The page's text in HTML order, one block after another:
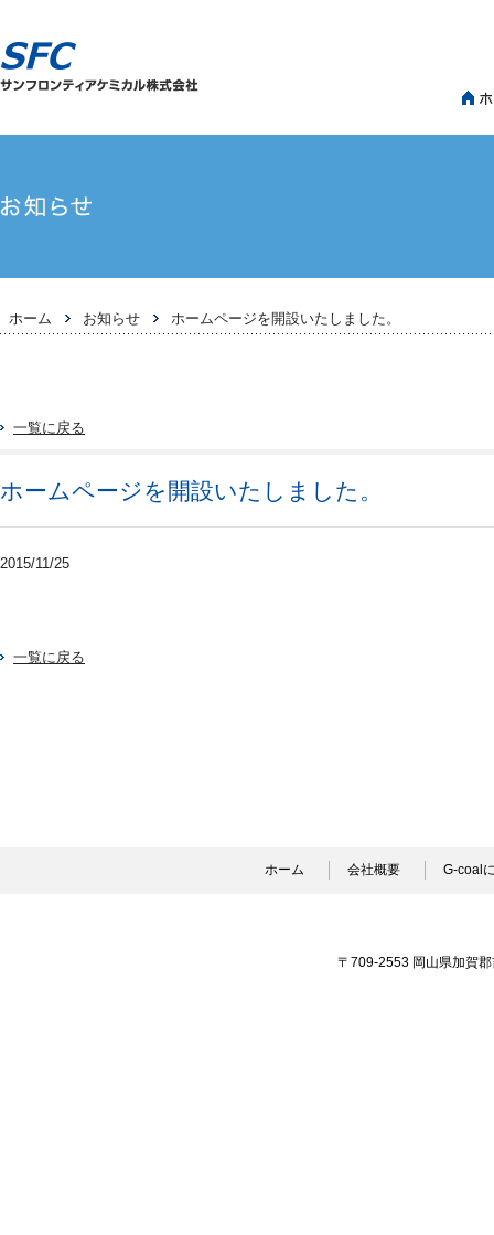
ホーム >
お知らせ >
ホームページを開設いたしました。
一覧に戻る
ホームページを開設いたしました。
2015/11/25
一覧に戻る
ホーム 会社概要 G-coal
〒709-2553 岡山県加賀